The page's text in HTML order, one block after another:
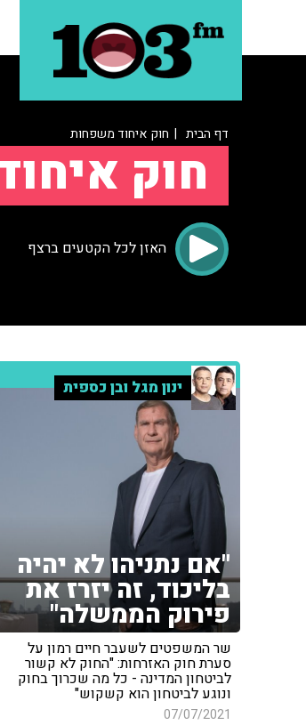
דף הבית | חוק איחוד משפחות
חוק
האזן לכל הקטעים ברצף
ינון מגל ובן כספית
"אם נתניהו לא יהיה
בליכוד, זה יזרז את
פירוק הממשלה"
שר המשפטים לשעבר חיים רמון על
סערת חוק האזרחות: "החוק לא קשור
לביטחון המדינה - כל מה שכרוך בחוק
ונוגע לביטחון הוא קשקוש"
07/07/2021